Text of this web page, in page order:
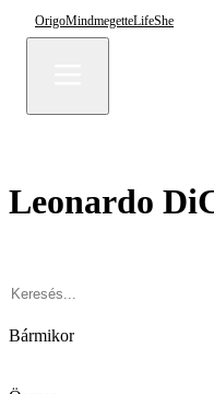
OrigoMindmegetteLifeShe
Leonardo
Bármikor